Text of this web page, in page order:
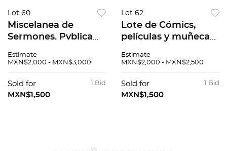
Lot 60
Miscelanea de
Sermones. Pvblica
sermones / El Portal
mejorado, 1724, 1719.
Estimate
MXN$2,000 - MXN$3,000
1 Bid
Sold for
MXN$1,500
Lot 62
Lote de Cómics,
películas y muñecas.
Candelaria / Cuatro
Sailor Moon, con
base. Piezas: 65.
Estimate
MXN$2,000 - MXN$2,500
1 Bid
Sold for
MXN$1,500